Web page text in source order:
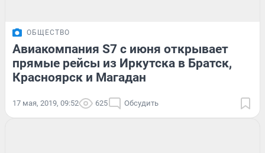
ОБЩЕСТВО
Авиакомпания S7 с июня открывает
прямые рейсы из Иркутска в Братск,
Красноярск и Магадан
17 мая, 2019, 09:52 625 Обсудить